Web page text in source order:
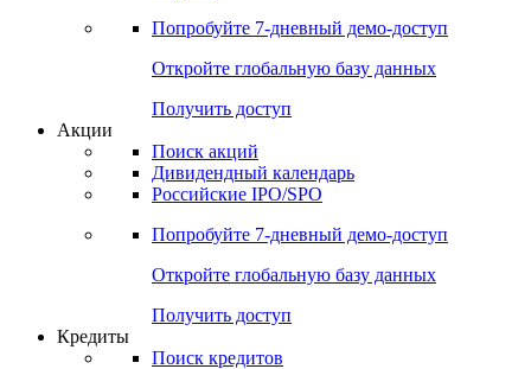
Попробуйте 7-дневный демо-доступ
Откройте глобальную базу данных
Получить доступ
Акции
Поиск акций
Дивидендный календарь
Российские IPO/SPO
Попробуйте 7-дневный демо-доступ
Откройте глобальную базу данных
Получить доступ
Кредиты
Поиск кредитов